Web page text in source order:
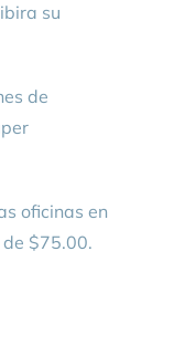
su
de
oficinas en
$75.00.